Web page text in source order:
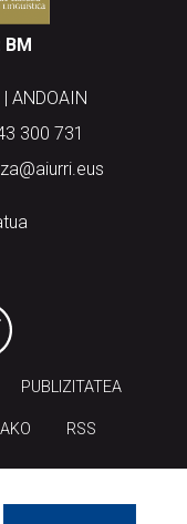
ANDOAIN
300 731
PUBLIZITATEA
RSS